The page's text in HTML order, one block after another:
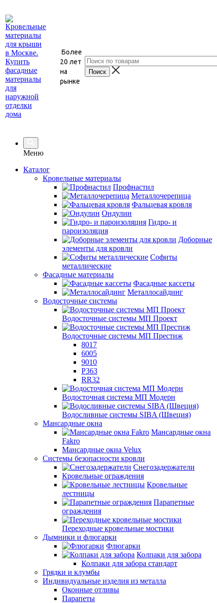
Более
20 лет
на
рынке
Меню
Каталог
Кровельные материалы
Профнастил
Металлочерепица
Фальцевая кровля
Ондулин
Гидро- и
пароизоляция
Доборные
элементы для кровли
Софиты
металлические
Фасадные материалы
Фасадные кассеты
Металлосайдинг
Водосточные системы
Водосточные системы МП Проект
Водосточные системы МП Престиж
8017
6005
9010
P363
RR32
Водосточная система МП Модерн
Водосливные системы SIBA (Швеция)
Мансардные окна
Мансардные окна
Fakro
Мансардные окна Velux
Системы безопасности кровли
Снегозадержатели
Кровельные ограждения
Кровельные
лестницы
Парапетные
ограждения
Переходные кровельные мостики
Дымники и флюгарки
Флюгарки
Колпаки для забора
Колпаки для забора стандарт
Грядки и клумбы
Индивидуальные изделия из металла
Оконные отливы
Парапеты